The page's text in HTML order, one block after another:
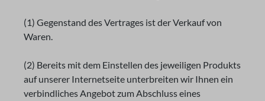
(1) Gegenstand des Vertrages ist der Verkauf von
Waren.
(2) Bereits mit dem Einstellen des jeweiligen Produkts
auf unserer Internetseite unterbreiten wir Ihnen ein
verbindliches Angebot zum Abschluss eines